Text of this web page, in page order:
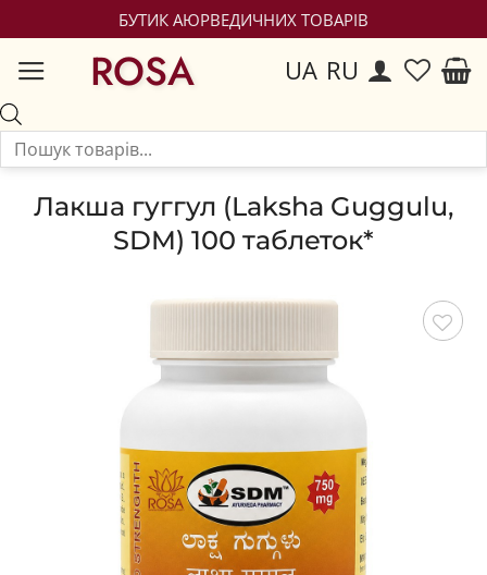
БУТИК АЮРВЕДИЧНИХ ТОВАРІВ
ROSA UA RU
Лакша гуггул (Laksha Guggulu,
SDM) 100 таблеток*